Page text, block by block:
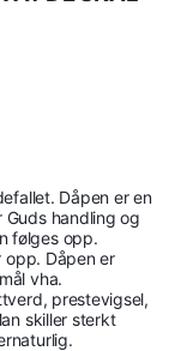
Dåpen er en
Guds handling og
følges opp.
opp. Dåpen er
vha.
prestevigsel,
skiller sterkt